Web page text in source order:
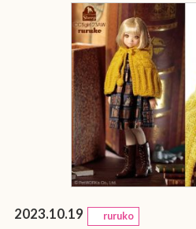
2023.10.19 ruruko